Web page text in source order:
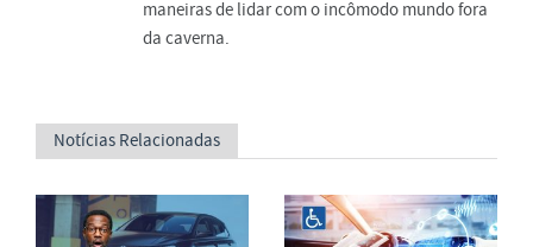
maneiras de lidar com o incômodo mundo fora
da caverna.
Notícias Relacionadas